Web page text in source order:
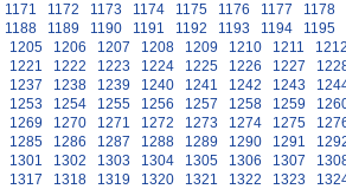
1171 1172 1173 1174 1175 1176 1177
1178
1188 1189 1190 1191 1192 1193 1194
1195
1205 1206 1207 1208 1209 1210 1211
1221 1222 1223 1224 1225 1226 1227
1237 1238 1239 1240 1241 1242 1243
1253 1254 1255 1256 1257 1258 1259
1269 1270 1271 1272 1273 1274 1275
1285 1286 1287 1288 1289 1290 1291
1301 1302 1303 1304 1305 1306 1307
1317 1318 1319 1320 1321 1322 1323